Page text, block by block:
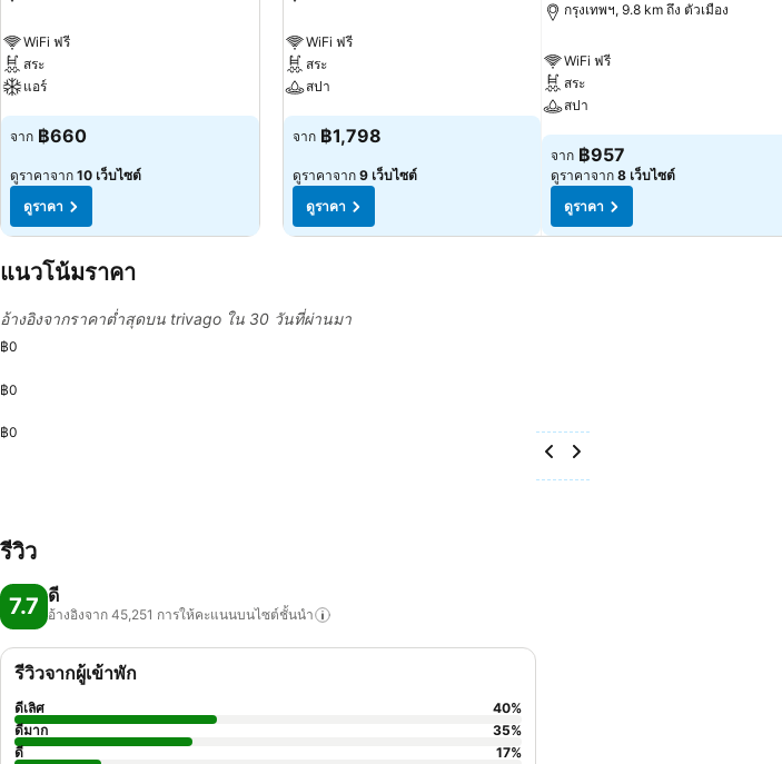
WiFi ฟรี
สระ
แอร์
ดูราคา
จาก ฿660
ดูราคาจาก 10 เว็บไซต์
ดูราคา
WiFi ฟรี
สระ
สปา
ดูราคา
จาก ฿1,798
ดูราคาจาก 9 เว็บไซต์
ดูราคา
กรุงเทพฯ, 9.8 km ถึง ตัวเมือง
WiFi ฟรี
สระ
สปา
ดูราคา
จาก ฿957
ดูราคาจาก 8 เว็บไซต์
ดูราคา
แนวโน้มราคา
อ้างอิงจากราคาต่ำสุดบน trivago ใน 30 วันที่ผ่านมา
฿0
฿0
฿0
รีวิว
7.7 ดี
อ้างอิงจาก 45,251 การให้คะแนนบนไซต์ชั้นนำ
รีวิวจากผู้เข้าพัก
ดีเลิศ 40%
ดีมาก
35%
ดี
17%